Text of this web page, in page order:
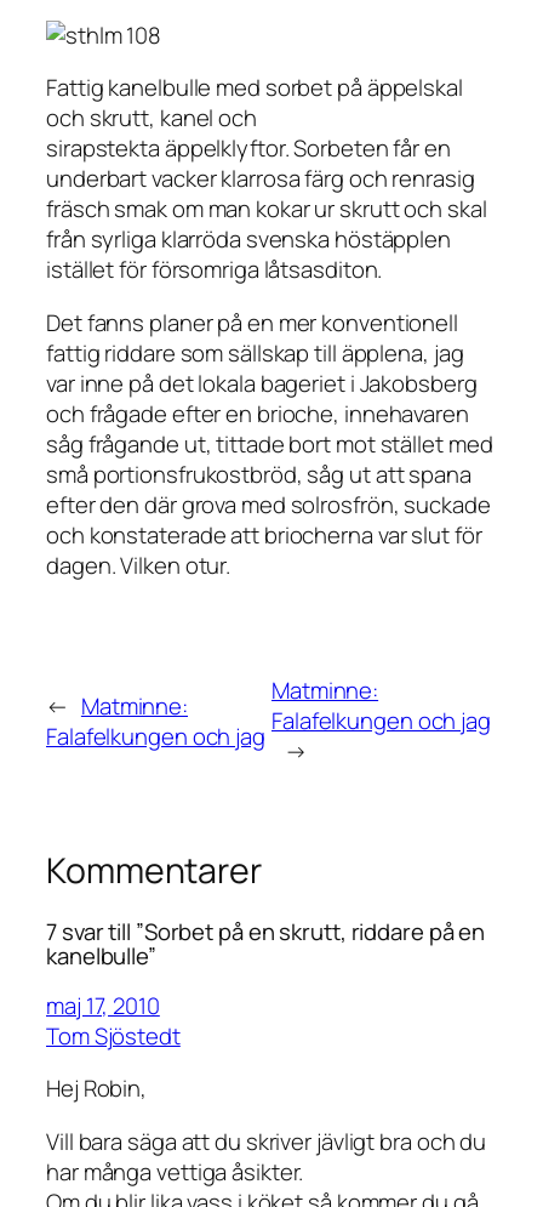
Fattig kanelbulle med sorbet på äppelskal
och skrutt, kanel och
sirapstekta äppelklyftor. Sorbeten får en
underbart vacker klarrosa färg och renrasig
fräsch smak om man kokar ur skrutt och skal
från syrliga klarröda svenska höstäpplen
istället för försomriga låtsasditon.
Det fanns planer på en mer konventionell
fattig riddare som sällskap till äpplena, jag
var inne på det lokala bageriet i Jakobsberg
och frågade efter en brioche, innehavaren
såg frågande ut, tittade bort mot stället med
små portionsfrukostbröd, såg ut att spana
efter den där grova med solrosfrön, suckade
och konstaterade att briocherna var slut för
dagen. Vilken otur.
← Matminne:
Falafelkungen och jag
Matminne:
Falafelkungen och jag
→
Kommentarer
7 svar till ”Sorbet på en skrutt, riddare på en
kanelbulle”
maj 17, 2010
Tom Sjöstedt
Hej Robin,
Vill bara säga att du skriver jävligt bra och du
har många vettiga åsikter.